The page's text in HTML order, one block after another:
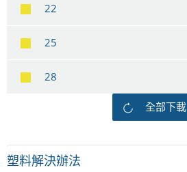
22
25
28
全部下載
塑料解決辦法